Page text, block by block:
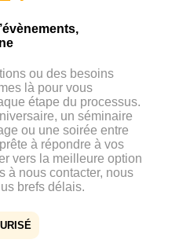
ou des besoins
là pour vous
étape du processus.
un séminaire
ou une soirée entre
à répondre à vos
vers la meilleure option
à nous contacter, nous
brefs délais.